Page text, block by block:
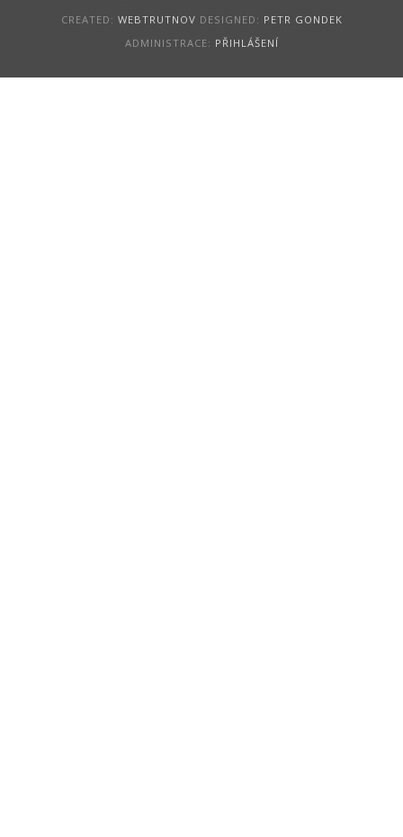
CREATED: WEBTRUTNOV DESIGNED: PETR GONDEK
ADMINISTRACE: PŘIHLÁŠENÍ